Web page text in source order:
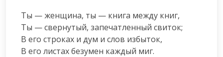
Ты — женщина, ты — книга между книг,
Ты — свернутый, запечатленный свиток;
В его строках и дум и слов избыток,
В его листах безумен каждый миг.